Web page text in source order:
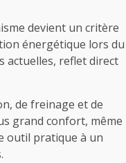
devient un critère
énergétique lors du
actuelles, reflet direct
de freinage et de
grand confort, même
outil pratique à un